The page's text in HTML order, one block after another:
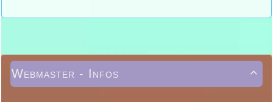

Webmaster - Infos